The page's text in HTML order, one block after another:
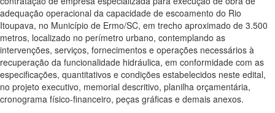
adequação operacional da capacidade de escoamento do Rio
Itoupava, no Município de Ermo/SC, em trecho aproximado de 3.500
metros, localizado no perímetro urbano, contemplando as
intervenções, serviços, fornecimentos e operações necessários à
recuperação da funcionalidade hidráulica, em conformidade com as
especificações, quantitativos e condições estabelecidos neste edital,
no projeto executivo, memorial descritivo, planilha orçamentária,
cronograma físico-financeiro, peças gráficas e demais anexos.